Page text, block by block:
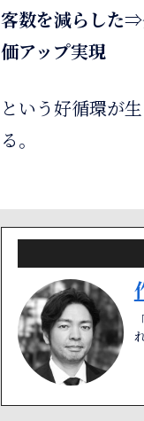
客数を減らした
価アップ実現
という好循環が
る。